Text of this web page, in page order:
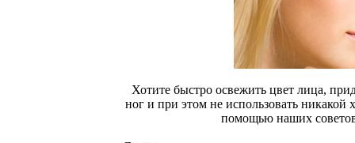
Хотите быстро освежить цвет лица,
ног и при этом не использовать никакой
помощью наших